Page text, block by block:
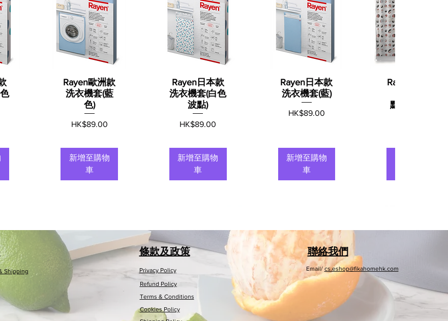
Rayen歐洲款
洗衣機套(藍
色)
價格
HK$89.00
新增至購物
車
Rayen日本款
洗衣機套(白色
波點)
價格
HK$89.00
新增至購物
車
Rayen日本款
洗衣機套(藍)
價格
HK$89.00
新增至購物
車
Rayen 浴簾(紅
點)180x200c
Shipping
條款及政策
Privacy Policy
Refund Policy
Terms & Conditions
Cookies Policy
聯絡我們
Email/ cs.eshop@fikahomehk.com